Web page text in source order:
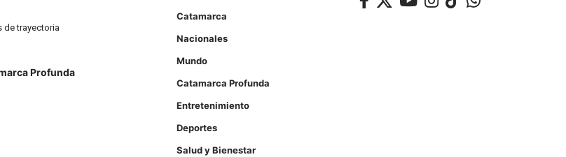
de trayectoria
Profunda
Catamarca
Nacionales
Mundo
Catamarca Profunda
Entretenimiento
Deportes
Salud y Bienestar